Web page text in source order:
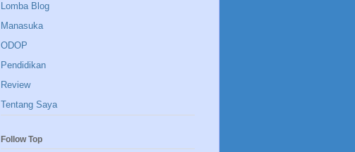
Lomba Blog
Manasuka
ODOP
Pendidikan
Review
Tentang Saya
Follow Top